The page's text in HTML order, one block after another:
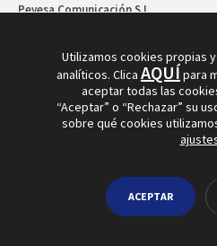
Pevesa Comunicación S.L.
Utilizamos cookies propias
analíticos. Clica AQUÍpara
aceptar todas las
“Aceptar” o “Rechazar” su
sobre qué cookies
ACEPTAR